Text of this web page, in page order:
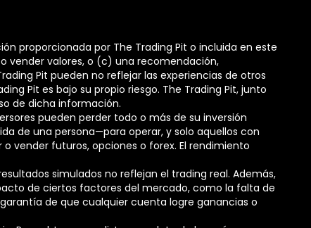
proporcionada por The Trading Pit o incluida en este
vender valores, o (c) una recomendación,
Pit pueden no reflejar las experiencias de otros
Pit es bajo su propio riesgo. The Trading Pit, junto
de dicha información.
pueden perder todo o más de su inversión
de una persona—para operar, y solo aquellos con
vender futuros, opciones o forex. El rendimiento
simulados no reflejan el trading real. Además,
de ciertos factores del mercado, como la falta de
de que cualquier cuenta logre ganancias o